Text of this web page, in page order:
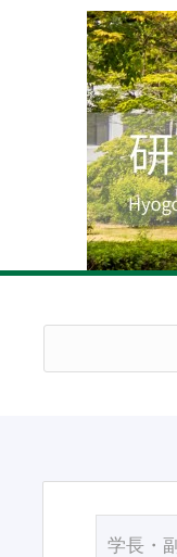
学長・